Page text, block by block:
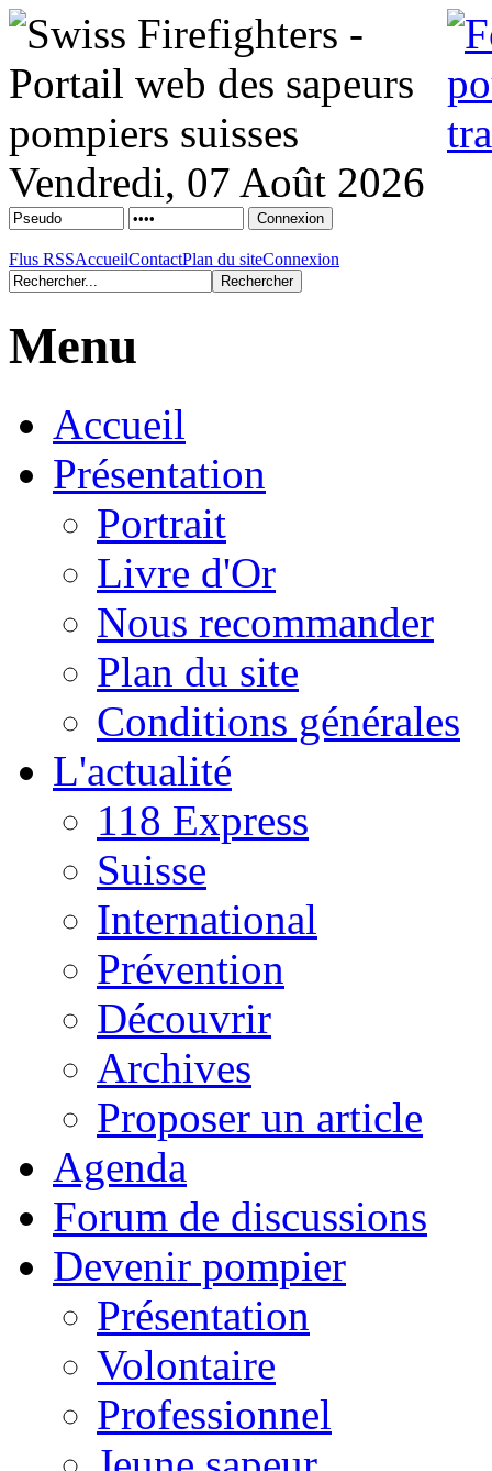
Vendredi, 07 Août 2026
Flus RSSAccueilContactPlan du siteConnexion
Menu
Accueil
Présentation
Portrait
Livre d'Or
Nous recommander
Plan du site
Conditions générales
L'actualité
118 Express
Suisse
International
Prévention
Découvrir
Archives
Proposer un article
Agenda
Forum de discussions
Devenir pompier
Présentation
Volontaire
Professionnel